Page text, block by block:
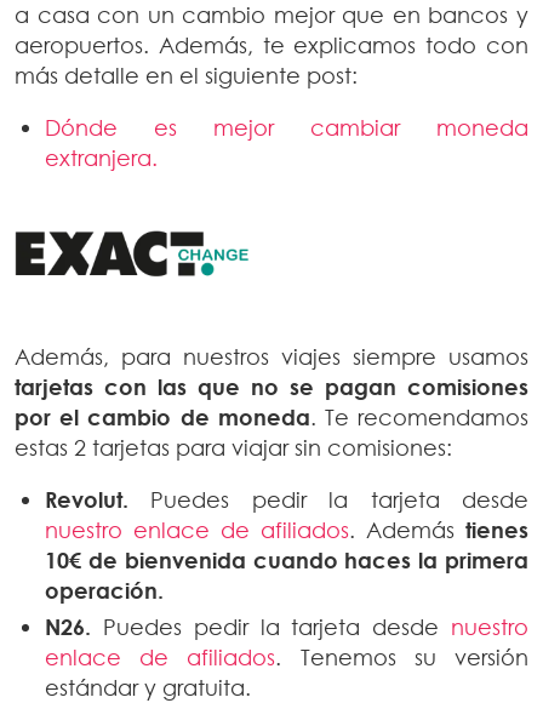
a casa con un cambio mejor que en bancos y
aeropuertos. Además, te explicamos todo con
más detalle en el siguiente post:
Dónde es mejor cambiar moneda
extranjera.
Además, para nuestros viajes siempre usamos
tarjetas con las que no se pagan comisiones
por el cambio de moneda. Te recomendamos
estas 2 tarjetas para viajar sin comisiones:
Revolut. Puedes pedir la tarjeta desde
nuestro enlace de afiliados. Además tienes
10€ de bienvenida cuando haces la primera
operación.
N26. Puedes pedir la tarjeta desde nuestro
enlace de afiliados. Tenemos su versión
estándar y gratuita.